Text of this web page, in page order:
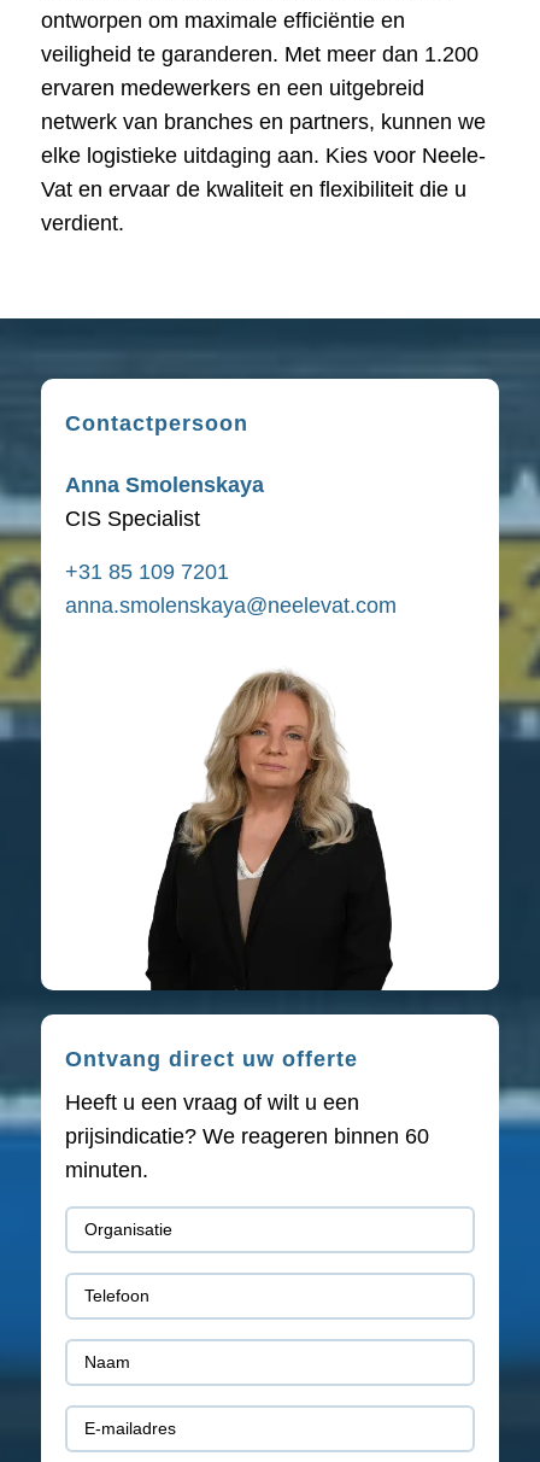
ontworpen om maximale efficiëntie en
veiligheid te garanderen. Met meer dan 1.200
ervaren medewerkers en een uitgebreid
netwerk van branches en partners, kunnen we
elke logistieke uitdaging aan. Kies voor Neele-
Vat en ervaar de kwaliteit en flexibiliteit die u
verdient.
Ontvang direct uw offerte
Heeft u een vraag of wilt u een
prijsindicatie? We reageren binnen 60
minuten.
Organisatie
(Vereist)
Telefoon
(Vereist)
Naam
(Vereist)
E-
Contactpersoon
Anna Smolenskaya
CIS Specialist
+31 85 109 7201
anna.smolenskaya@neelevat.com